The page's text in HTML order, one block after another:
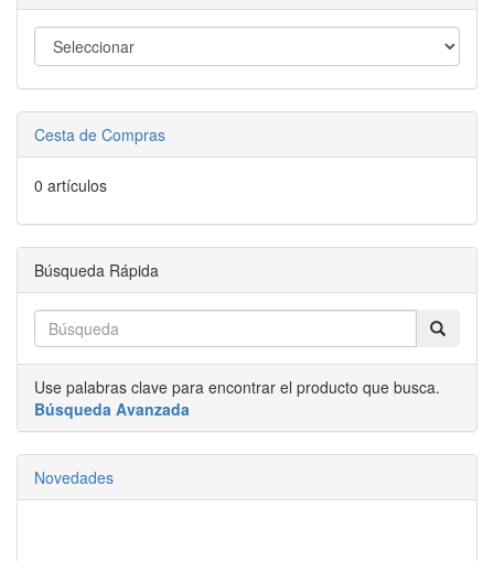
Cesta de Compras
0 artículos
Búsqueda Rápida
Use palabras clave para encontrar el producto que busca.
Búsqueda Avanzada
Novedades